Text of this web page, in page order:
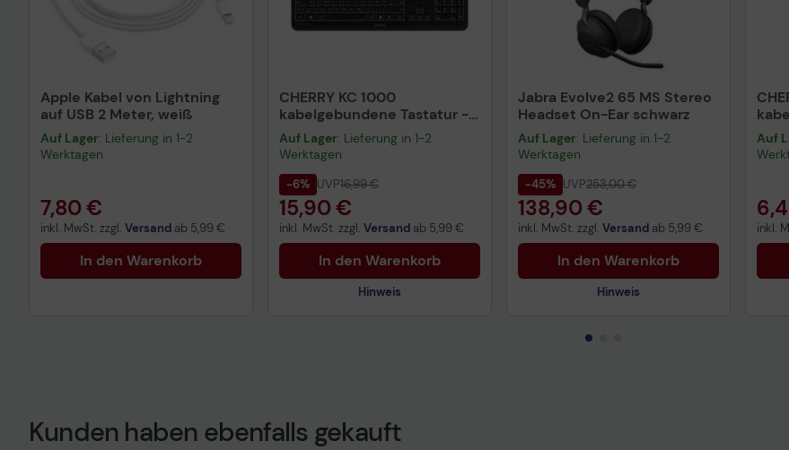
Apple Kabel von Lightning
auf USB 2 Meter, weiß
Auf Lager: Lieferung in 1-2
Werktagen
7,80 €
inkl. MwSt. zzgl. Versand ab 5,99 €
In den Warenkorb
CHERRY KC 1000
kabelgebundene Tastatur -
QWERTZ DE - schwarz
Auf Lager: Lieferung in 1-2
Werktagen
-6% UVP16,99 €
15,90 €
inkl. MwSt. zzgl. Versand ab 5,99 €
In den Warenkorb
Hinweis
Technisches Produktdatenblatt
Jabra Evolve2 65 MS Stereo
Headset On-Ear schwarz
Auf Lager: Lieferung in 1-2
Werktagen
-45% UVP253,00 €
138,90 €
inkl. MwSt. zzgl. Versand ab 5,99 €
In den Warenkorb
Hinweis
Auf
inkl.
Kunden haben ebenfalls gekauft